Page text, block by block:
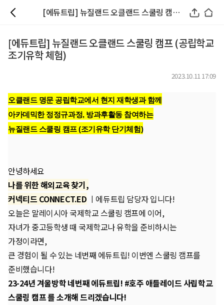
[에듀트립] 뉴질랜드 오클랜드 스쿨링 캠프 (공립학교 조기유학 체험)
[에듀트립] 뉴질랜드 오클랜드 스쿨링 캠프 (공립학교
조기유학 체험)
2023.10.11 17:09
오클랜드 명문 공립학교에서 현지 재학생과함께
아카데믹한 정정규과정, 방과후활동 참여하는
뉴질랜드 스쿨링 캠프 (조기유학 단기체험)
안녕하세요
나를 위한 해외교육 찾기,
커넥티드 CONNECT.ED ㅣ에듀트립 담당자 입니다!
오늘은 말레이시아 국제학교 스쿨링 캠프에 이어,
자녀가 중고등학생 때 국제학교나 유학을 준비하시는
가정이라면,
큰 경험이 될 수 있는 네번째 에듀트립! 이번엔 스쿨링 캠프를
준비했습니다!
23-24년 겨울방학 네번째에듀트립! #호주 애들레이드 사립학교
스쿨링 캠프를 소개해 드리겠습니다!